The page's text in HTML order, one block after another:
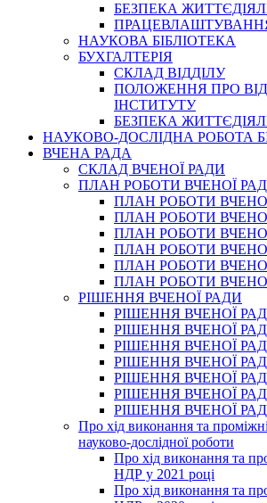
БЕЗПЕКА
НАУКОВА БІБЛІОТЕКА
БУХГАЛТЕРІЯ
СКЛАД ВІДДІЛУ
ПОЛОЖЕННЯ ПРО
ІНСТИТУТУ
БЕЗПЕКА
НАУКОВО-ДОСЛІДНА РОБОТА
ВЧЕНА РАДА
СКЛАД ВЧЕНОЇ РАДИ
ПЛАН РОБОТИ ВЧЕНОЇ
ПЛАН РОБОТИ ВЧЕНОЇ
ПЛАН РОБОТИ ВЧЕНОЇ
ПЛАН РОБОТИ ВЧЕНОЇ
ПЛАН РОБОТИ ВЧЕНОЇ
ПЛАН РОБОТИ ВЧЕНОЇ
ПЛАН РОБОТИ ВЧЕНОЇ
РІШЕННЯ ВЧЕНОЇ РАДИ
РІШЕННЯ ВЧЕНОЇ
РІШЕННЯ ВЧЕНОЇ
РІШЕННЯ ВЧЕНОЇ
РІШЕННЯ ВЧЕНОЇ
РІШЕННЯ ВЧЕНОЇ
РІШЕННЯ ВЧЕНОЇ
РІШЕННЯ ВЧЕНОЇ
Про хід виконання та
науково-дослідної роботи
Про хід виконання та
НДР у 2021 році
Про хід виконання та